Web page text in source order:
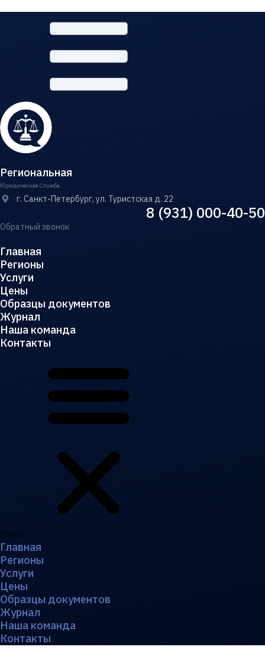
Региональная
Юридическая Служба
г. Санкт-Петербург, ул. Туристская д. 22
8 (931) 000-40-50
Обратный звонок
Главная
Регионы
Услуги
Цены
Образцы документов
Журнал
Наша команда
Контакты
Menu
Главная
Регионы
Услуги
Цены
Образцы документов
Журнал
Наша команда
Контакты